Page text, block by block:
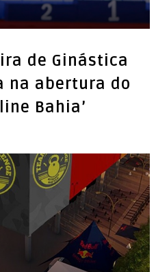
de Ginástica
na abertura do
Bahia’